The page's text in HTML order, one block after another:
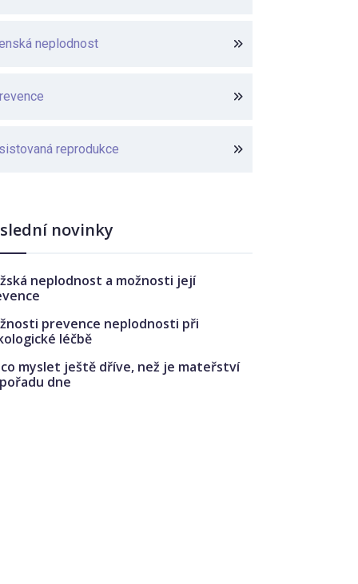
neplodnost
reprodukce
novinky
neplodnost a možnosti její
prevence neplodnosti při
léčbě
myslet ještě dříve, než je mateřství
dne